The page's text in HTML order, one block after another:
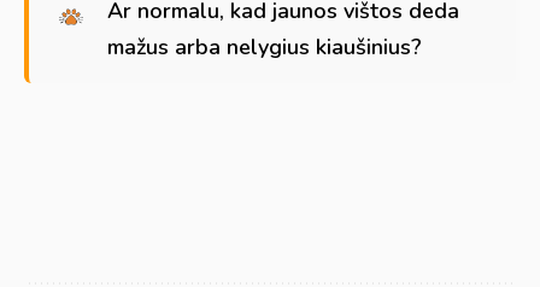
Ar normalu, kad jaunos vištos deda
mažus arba nelygius kiaušinius?